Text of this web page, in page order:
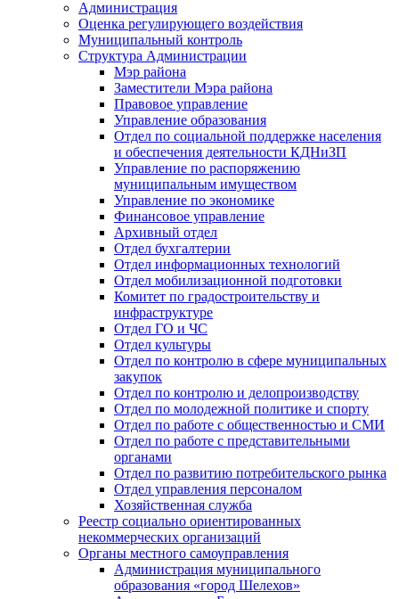
Администрация
Оценка регулирующего воздействия
Муниципальный контроль
Структура Администрации
Мэр района
Заместители Мэра района
Правовое управление
Управление образования
Отдел по социальной поддержке населения
и обеспечения деятельности КДНиЗП
Управление по распоряжению
муниципальным имуществом
Управление по экономике
Финансовое управление
Архивный отдел
Отдел бухгалтерии
Отдел информационных технологий
Отдел мобилизационной подготовки
Комитет по градостроительству и
инфраструктуре
Отдел ГО и ЧС
Отдел культуры
Отдел по контролю в сфере муниципальных
закупок
Отдел по контролю и делопроизводству
Отдел по молодежной политике и спорту
Отдел по работе с общественностью и СМИ
Отдел по работе с представительными
органами
Отдел по развитию потребительского рынка
Отдел управления персоналом
Хозяйственная служба
Реестр социально ориентированных
некоммерческих организаций
Органы местного самоуправления
Администрация муниципального
образования «город Шелехов»